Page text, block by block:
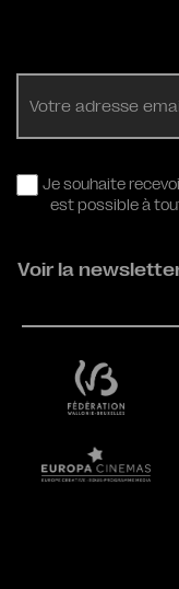
Je souhaite
est possible à
Voir la